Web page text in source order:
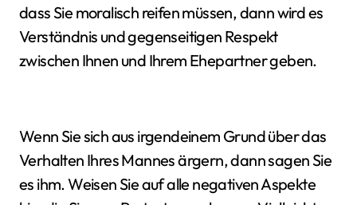
dass Sie moralisch reifen müssen, dann wird es
Verständnis und gegenseitigen Respekt
zwischen Ihnen und Ihrem Ehepartner geben.
Wenn Sie sich aus irgendeinem Grund über das
Verhalten Ihres Mannes ärgern, dann sagen Sie
es ihm. Weisen Sie auf alle negativen Aspekte